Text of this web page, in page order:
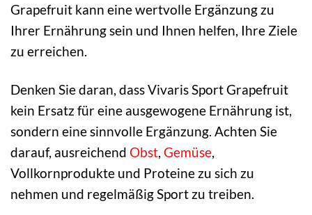
Grapefruit kann eine wertvolle Ergänzung zu
Ihrer Ernährung sein und Ihnen helfen, Ihre Ziele
zu erreichen.
Denken Sie daran, dass Vivaris Sport Grapefruit
kein Ersatz für eine ausgewogene Ernährung ist,
sondern eine sinnvolle Ergänzung. Achten Sie
darauf, ausreichend Obst Gemüse
Vollkornprodukte und Proteine zu sich zu
nehmen und regelmäßig Sport zu treiben.